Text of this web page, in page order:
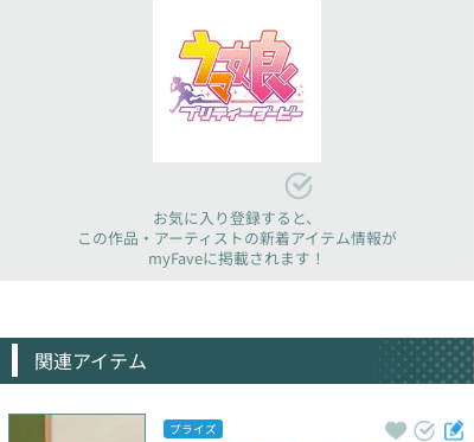
お気に入り登録すると、
この作品・アーティストの新着アイテム情報が
myFaveに掲載されます！
関連アイテム
プライズ